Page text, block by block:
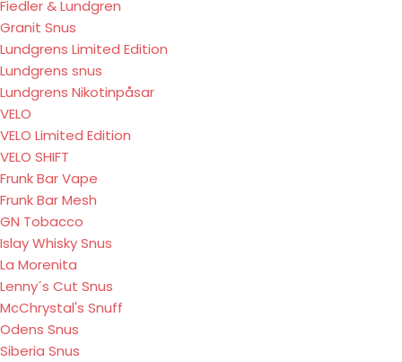
Fiedler & Lundgren
Granit Snus
Lundgrens Limited Edition
Lundgrens snus
Lundgrens Nikotinpåsar
VELO
VELO Limited Edition
VELO SHIFT
Frunk Bar Vape
Frunk Bar Mesh
GN Tobacco
Islay Whisky Snus
La Morenita
Lenny´s Cut Snus
McChrystal's Snuff
Odens Snus
Siberia Snus